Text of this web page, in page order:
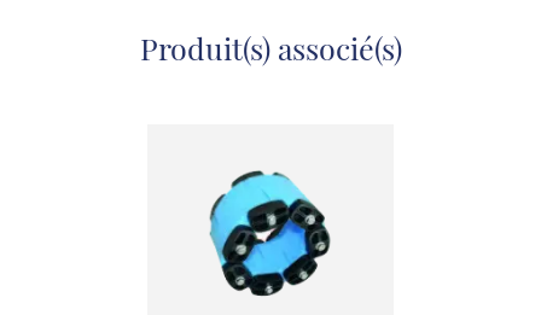
Produit(s) associé(s)